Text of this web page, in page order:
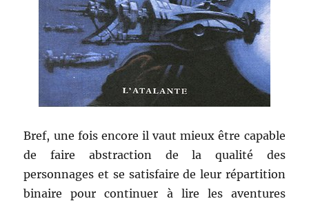
Bref, une fois encore il vaut mieux être capable
de faire abstraction de la qualité des
personnages et se satisfaire de leur répartition
binaire pour continuer à lire les aventures